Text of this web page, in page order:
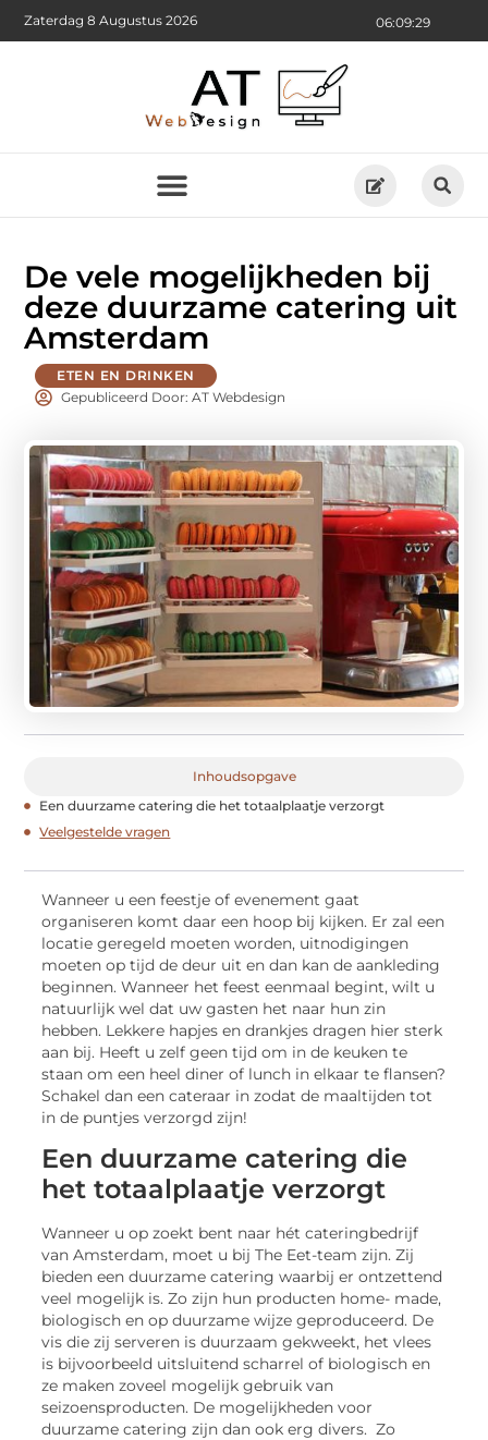
06:09:30
Zaterdag 8 Augustus 2026
De vele mogelijkheden bij
deze duurzame catering uit
Amsterdam
ETEN EN DRINKEN
Gepubliceerd Door: AT Webdesign
Inhoudsopgave
Een duurzame catering die het totaalplaatje verzorgt
Veelgestelde vragen
Wanneer u een feestje of evenement gaat
organiseren komt daar een hoop bij kijken. Er zal een
locatie geregeld moeten worden, uitnodigingen
moeten op tijd de deur uit en dan kan de aankleding
beginnen. Wanneer het feest eenmaal begint, wilt u
natuurlijk wel dat uw gasten het naar hun zin
hebben. Lekkere hapjes en drankjes dragen hier sterk
aan bij. Heeft u zelf geen tijd om in de keuken te
staan om een heel diner of lunch in elkaar te flansen?
Schakel dan een cateraar in zodat de maaltijden tot
in de puntjes verzorgd zijn!
Een duurzame catering die
het totaalplaatje verzorgt
Wanneer u op zoekt bent naar hét cateringbedrijf
van Amsterdam, moet u bij The Eet-team zijn. Zij
bieden een duurzame catering waarbij er ontzettend
veel mogelijk is. Zo zijn hun producten home- made,
biologisch en op duurzame wijze geproduceerd. De
vis die zij serveren is duurzaam gekweekt, het vlees
is bijvoorbeeld uitsluitend scharrel of biologisch en
ze maken zoveel mogelijk gebruik van
seizoensproducten. De mogelijkheden voor
duurzame catering zijn dan ook erg divers. Zo